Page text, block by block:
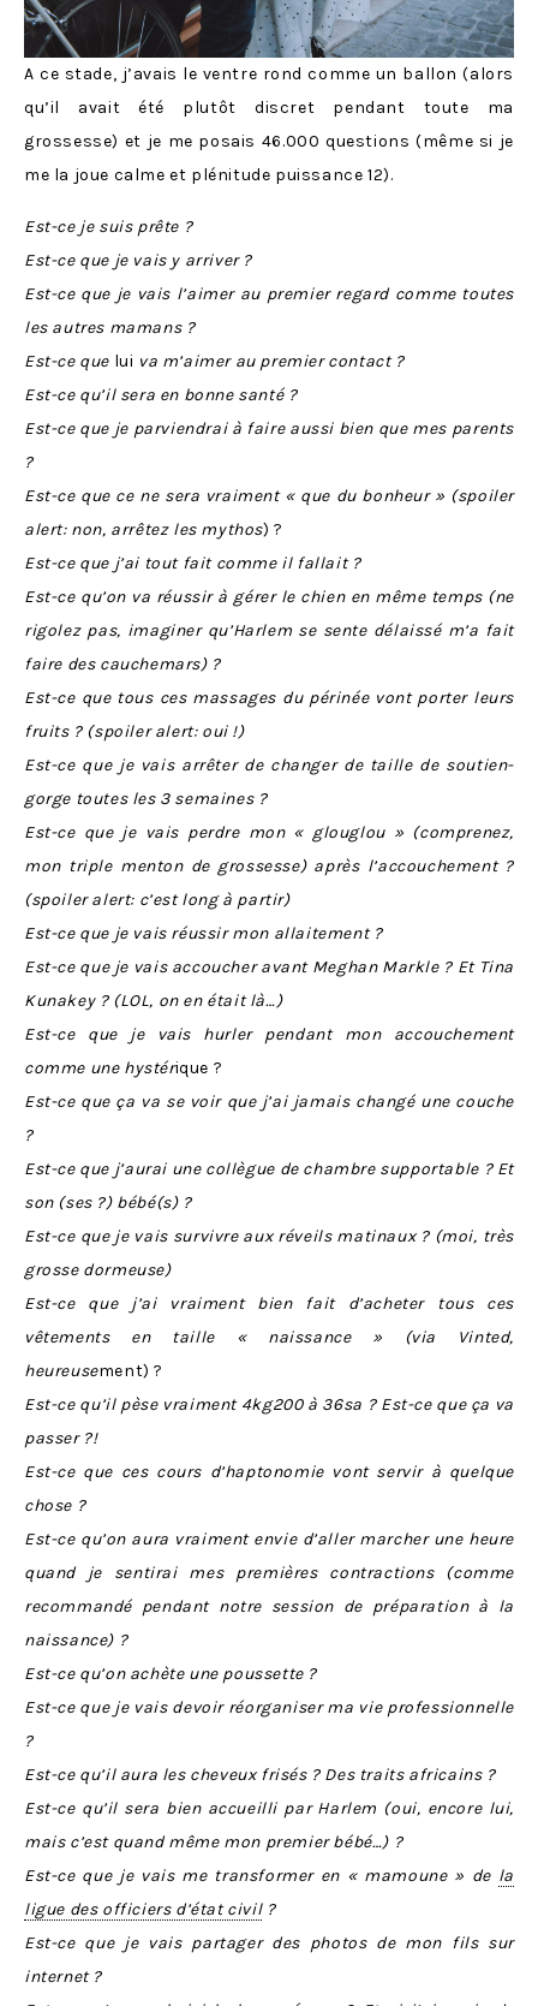
A ce stade, j’avais le ventre rond comme un ballon (alors
qu’il avait été plutôt discret pendant toute ma
grossesse) et je me posais 46.000 questions (même si je
me la joue calme et plénitude puissance 12).
Est-ce je suis prête ?
Est-ce que je vais y arriver ?
Est-ce que je vais l’aimer au premier regard comme toutes
les autres mamans ?
Est-ce que lui va m’aimer au premier contact ?
Est-ce qu’il sera en bonne santé ?
Est-ce que je parviendrai à faire aussi bien que mes parents
?
Est-ce que ce ne sera vraiment « que du bonheur » (spoiler
alert: non, arrêtez les mythos) ?
Est-ce que j’ai tout fait comme il fallait ?
Est-ce qu’on va réussir à gérer le chien en même temps (ne
rigolez pas, imaginer qu’Harlem se sente délaissé m’a fait
faire des cauchemars) ?
Est-ce que tous ces massages du périnée vont porter leurs
fruits ? (spoiler alert: oui !)
Est-ce que je vais arrêter de changer de taille de soutien-
gorge toutes les 3 semaines ?
Est-ce que je vais perdre mon « glouglou » (comprenez,
mon triple menton de grossesse) après l’accouchement ?
(spoiler alert: c’est long à partir)
Est-ce que je vais réussir mon allaitement ?
Est-ce que je vais accoucher avant Meghan Markle ? Et Tina
Kunakey ? (LOL, on en était là…)
Est-ce que je vais hurler pendant mon accouchement
comme une hystérique ?
Est-ce que ça va se voir que j’ai jamais changé une couche
?
Est-ce que j’aurai une collègue de chambre supportable ? Et
son (ses ?) bébé(s) ?
Est-ce que je vais survivre aux réveils matinaux ? (moi, très
grosse dormeuse)
Est-ce que j’ai vraiment bien fait d’acheter tous ces
vêtements en taille « naissance » (via Vinted,
heureusement) ?
Est-ce qu’il pèse vraiment 4kg200 à 36sa ? Est-ce que ça va
passer ?!
Est-ce que ces cours d’haptonomie vont servir à quelque
chose ?
Est-ce qu’on aura vraiment envie d’aller marcher une heure
quand je sentirai mes premières contractions (comme
recommandé pendant notre session de préparation à la
naissance) ?
Est-ce qu’on achète une poussette ?
Est-ce que je vais devoir réorganiser ma vie professionnelle
?
Est-ce qu’il aura les cheveux frisés ? Des traits africains ?
Est-ce qu’il sera bien accueilli par Harlem (oui, encore lui,
mais c’est quand même mon premier bébé…) ?
Est-ce que je vais me transformer en « mamoune » de la
ligue des officiers d’état civil?
Est-ce que je vais partager des photos de mon fils sur
internet ?